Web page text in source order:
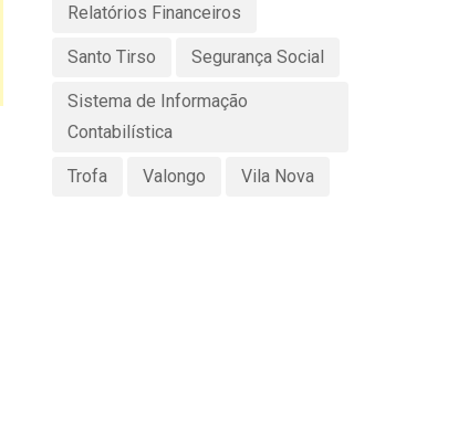
Relatórios Financeiros
Santo Tirso Segurança Social
Sistema de Informação
Contabilística
Trofa Valongo Vila Nova